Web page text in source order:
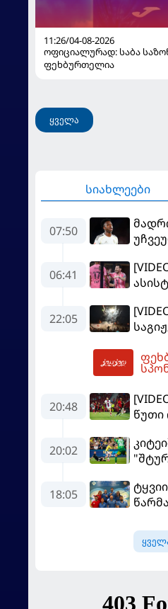
11:26/04-08-2026
ოფიციალურად: საბა
ფეხბურთელია
ყველა
სიახლეები
07:50
06:41
22:05
20:48
წუთი
20:02
18:05